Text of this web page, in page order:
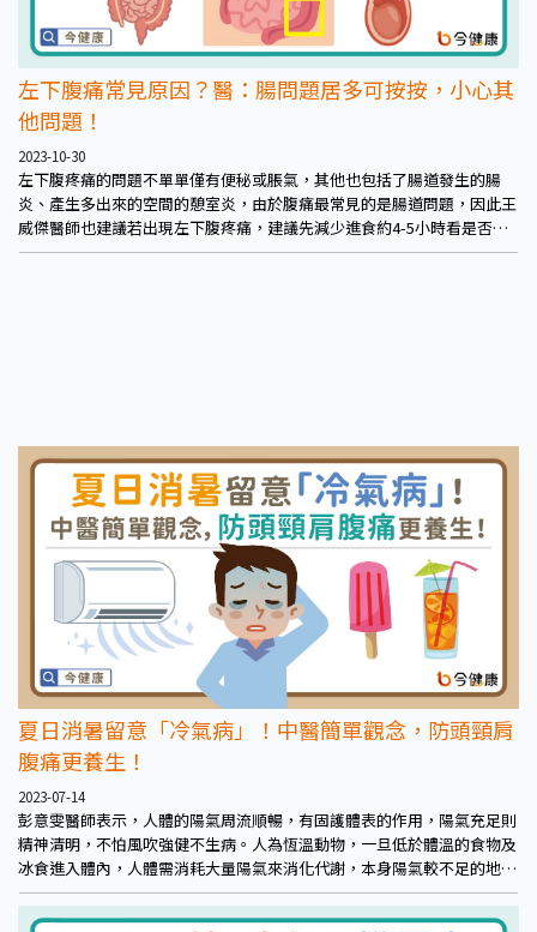
左下腹痛常見原因？醫：腸問題居多可按按，小心其
他問題！
2023-10-30
左下腹疼痛的問題不單單僅有便秘或脹氣，其他也包括了腸道發生的腸
炎、產生多出來的空間的憩室炎，由於腹痛最常見的是腸道問題，因此王
威傑醫師也建議若出現左下腹疼痛，建議先減少進食約4-5小時看是否改
善，避免增加腸道負擔。
夏日消暑留意「冷氣病」！中醫簡單觀念，防頭頸肩
腹痛更養生！
2023-07-14
彭意雯醫師表示，人體的陽氣周流順暢，有固護體表的作用，陽氣充足則
精神清明，不怕風吹強健不生病。人為恆溫動物，一旦低於體溫的食物及
冰食進入體內，人體需消耗大量陽氣來消化代謝，本身陽氣較不足的地方
就會出現陽虛氣虛的症狀，例如頭昏嗜睡、流鼻水、胃脹、腸脹氣難解
便、頻尿、痛經等陽氣受阻或衰弱的現象。